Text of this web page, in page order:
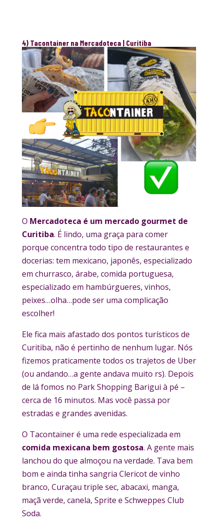
4) Tacontainer na Mercadoteca | Curitiba
O Mercadoteca é um mercado gourmet de
Curitiba. É lindo, uma graça para comer
porque concentra todo tipo de restaurantes e
docerias: tem mexicano, japonês, especializado
em churrasco, árabe, comida portuguesa,
especializado em hambúrgueres, vinhos,
peixes…olha…pode ser uma complicação
escolher!
Ele fica mais afastado dos pontos turísticos de
Curitiba, não é pertinho de nenhum lugar. Nós
fizemos praticamente todos os trajetos de Uber
(ou andando…a gente andava muito rs). Depois
de lá fomos no Park Shopping Barigui à pé –
cerca de 16 minutos. Mas você passa por
estradas e grandes avenidas.
O Tacontainer é uma rede especializada em
comida mexicana bem gostosa. A gente mais
lanchou do que almoçou na verdade. Tava bem
bom e ainda tinha sangria Clericot de vinho
branco, Curaçau triple sec, abacaxi, manga,
maçã verde, canela, Sprite e Schweppes Club
Soda.